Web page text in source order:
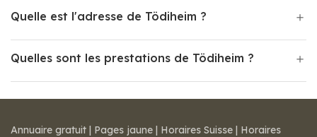
Quelle est l'adresse de Tödiheim ?
Quelles sont les prestations de Tödiheim ?
Annuaire gratuit | Pages jaune | Horaires Suisse | Horaires